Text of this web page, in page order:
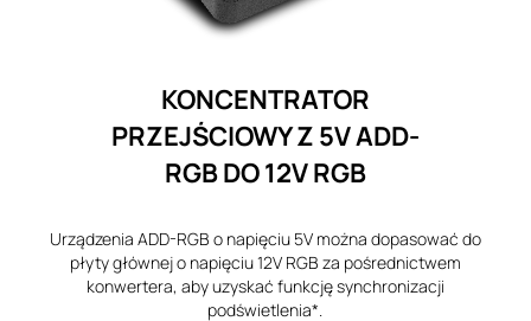
KONCENTRATOR
PRZEJŚCIOWY Z 5V ADD-
RGB DO 12V RGB
Urządzenia ADD-RGB o napięciu 5V można dopasować do
płyty głównej o napięciu 12V RGB za pośrednictwem
konwertera, aby uzyskać funkcję synchronizacji
podświetlenia*.